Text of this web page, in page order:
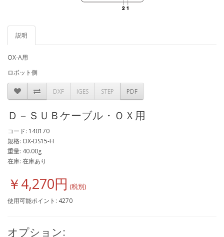
説明
OX-A用
ロボット側
DXF IGES STEP PDF
Ｄ－ＳＵＢケーブル・ＯＸ用
コード: 140170
規格: OX-DS15-H
重量: 40.00g
在庫: 在庫あり
￥4,270円
使用可能ポイント: 4270
オプション: